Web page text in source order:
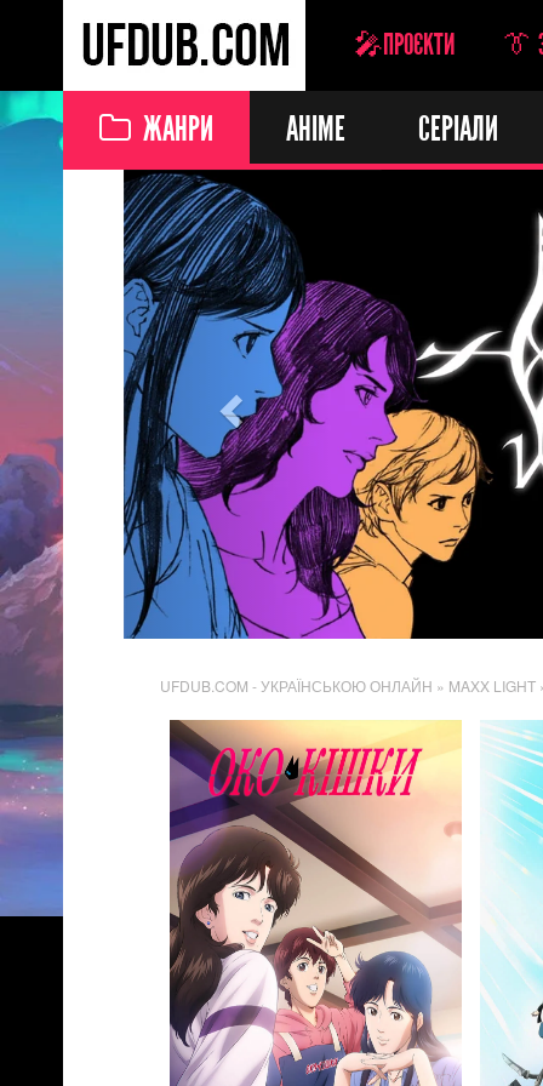
🎤ПРОЄКТИ 👔
ЖАНРИ АНІМЕ СЕРІАЛИ
Previous
UFDUB.COM - УКРАЇНСЬКОЮ ОНЛАЙН » MAXX
477
Переглядів